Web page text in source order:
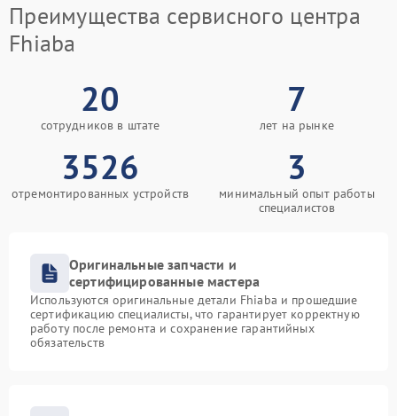
Преимущества сервисного центра
Fhiaba
20
сотрудников в штате
7
лет на рынке
3526
отремонтированных устройств
3
минимальный опыт работы
специалистов
Оригинальные запчасти и
сертифицированные мастера
Используются оригинальные детали Fhiaba и прошедшие
сертификацию специалисты, что гарантирует корректную
работу после ремонта и сохранение гарантийных
обязательств